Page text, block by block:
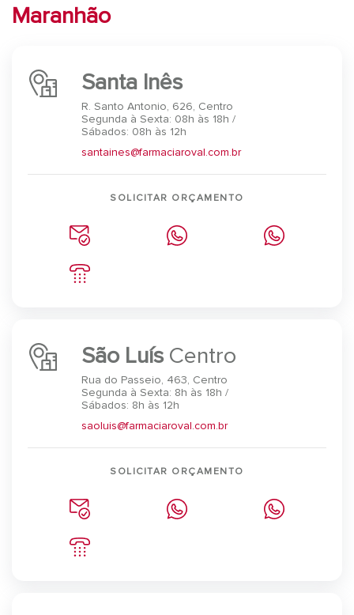
Maranhão
Santa Inês
R. Santo Antonio, 626, Centro
Segunda à Sexta: 08h às 18h /
Sábados: 08h às 12h
santaines@farmaciaroval.com.br
SOLICITAR ORÇAMENTO
São Luís Centro
Rua do Passeio, 463, Centro
Segunda à Sexta: 8h às 18h /
Sábados: 8h às 12h
saoluis@farmaciaroval.com.br
SOLICITAR ORÇAMENTO